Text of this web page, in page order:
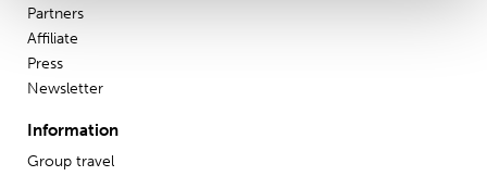
Partners
Affiliate
Press
Newsletter
Information
Group travel